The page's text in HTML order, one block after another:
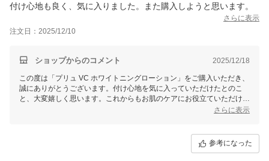
付け心地も良く、気に入りました。また購入しようと思います。
さらに表示
注文日：2025/12/10
ショップからのコメント 2025/12/18
この度は「プリュ VC ホワイトニングローション」をご購入いただき、
誠にありがとうございます。付け心地を気に入っていただけたとのこ
と、大変嬉しく思います。これからもお肌のケアにお役立ていただけれ
さらに表示
参考になった